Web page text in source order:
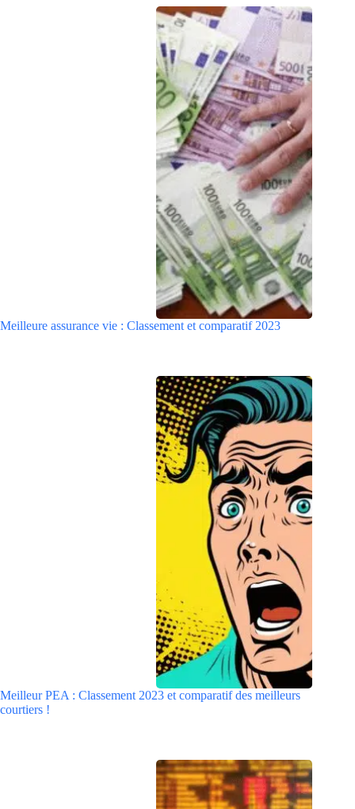
Meilleure assurance vie : Classement et comparatif 2023
Meilleur PEA : Classement 2023 et comparatif des meilleurs
courtiers !